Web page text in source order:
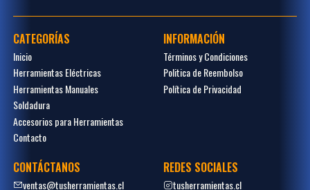
CATEGORÍAS
Inicio
Herramientas Eléctricas
Herramientas Manuales
Soldadura
Accesorios para Herramientas
Contacto
INFORMACIÓN
Términos y Condiciones
Politica de Reembolso
Política de Privacidad
CONTÁCTANOS
ventas@tusherramientas.cl
REDES SOCIALES
tusherramientas.cl